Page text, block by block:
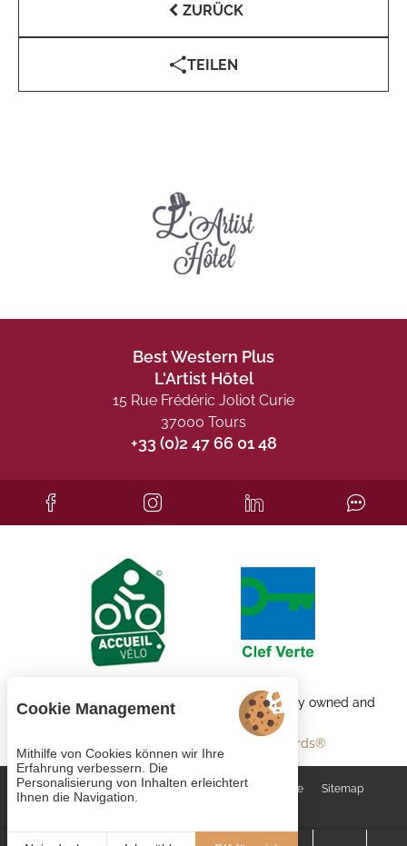
ZURÜCK
TEILEN
Best Western Plus
L'Artist Hôtel
15 Rue Frédéric Joliot Curie
37000 Tours
+33 (0)2 47 66 01 48
Each BWH℠ Hotels property is independently owned and
Best Western Rewards®
Cookie-Verwaltung AGB Rechtliche Hinweise
Sitemap
Cookie Management
Mithilfe von Cookies können wir Ihre
Erfahrung verbessern. Die
Personalisierung von Inhalten erleichtert
Ihnen die Navigation.